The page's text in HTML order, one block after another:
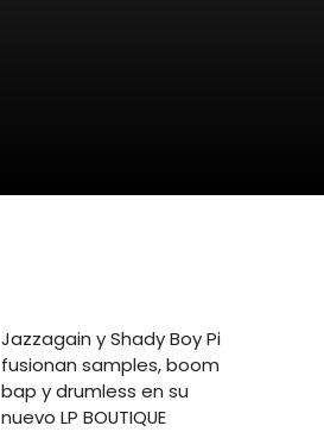
Jazzagain y Shady Boy Pi
fusionan samples, boom
bap y drumless en su
nuevo LP BOUTIQUE